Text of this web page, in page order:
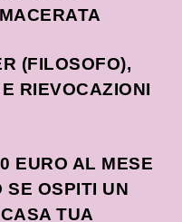
(FILOSOFO),
RIEVOCAZIONI
EURO AL MESE
SE OSPITI UN
TUA